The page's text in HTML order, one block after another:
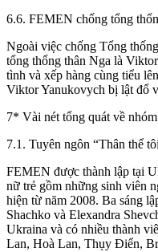
6.6. FEMEN chống tổng
Ngoài việc chống Tổng
tổng thống thân Nga là
tình và xếp hàng cùng tiểu
Viktor Yanukovych bị lật đổ
7* Vài nét tổng quát về
7.1. Tuyên ngôn “Thân thể
FEMEN được thành lập tại
nữ trẻ gồm những sinh viên
hiện từ năm 2008. Ba sáng
Shachko và Elexandra
Ukraina và có nhiều thành
Lan, Hoà Lan, Thụy Điển,